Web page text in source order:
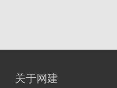
关于网建